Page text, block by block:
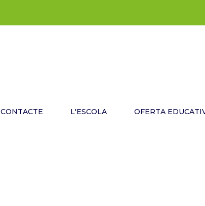
CONTACTE L'ESCOLA OFERTA